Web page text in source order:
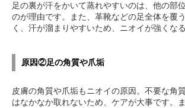
足の裏が汗をかいて蒸れやすいのは、他の部
のが理由です。また、革靴などの足全体を覆
く、汗が溜まりやすいため、ニオイが強くな
原因②足の角質や爪垢
皮膚の角質や爪垢もニオイの原因。不要な角
はなかなか取れないため、ケアが大事です。